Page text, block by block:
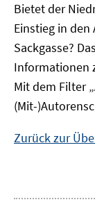
Bietet der
Einstieg in
Sackgasse?
Informationen
Mit dem Filter
(Mit-
Zurück zur